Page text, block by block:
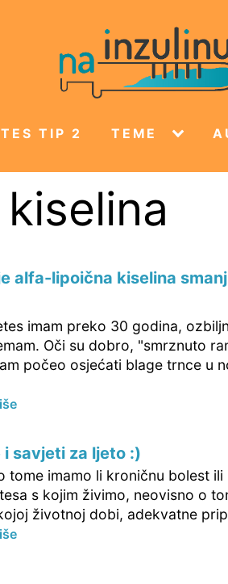
TIP 2 TEME
alfa-lipoična kiselina
imam preko 30 godina,
Oči su dobro, "smrznuto
počeo osjećati blage trnce u
i savjeti za ljeto :)
tome imamo li kroničnu bolest ili
s kojim živimo, neovisno o
životnoj dobi, adekvatne